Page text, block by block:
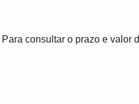
Para consultar o prazo e valor